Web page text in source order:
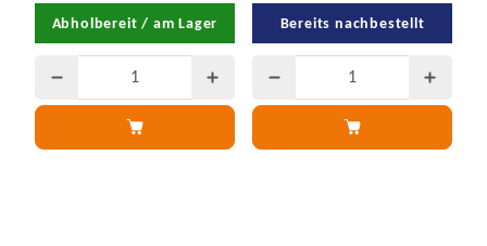
Abholbereit / am Lager Bereits nachbestellt